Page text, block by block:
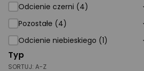
Odcienie czerni (4)
Pozostałe (4)
Odcienie niebieskiego (1)
Typ
SORTUJ: A-Z